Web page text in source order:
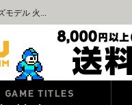
モデル 火...